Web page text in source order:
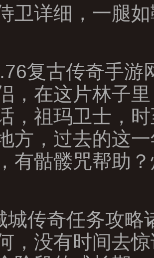
卫详细，一腿
复古传奇手游
，在这片林子
，祖玛卫士，
方，过去的这
有骷髅咒帮助
传奇任务攻略
，没有时间去